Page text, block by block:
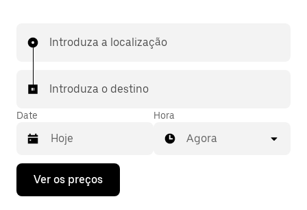
Introduza a localização
Introduza o destino
Date
Prima
tecla
Hora
Agora
Ver os preços